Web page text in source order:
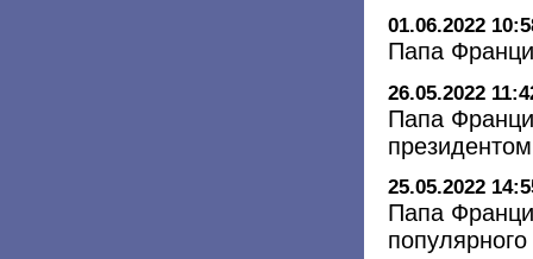
01.06.2022
Папа
26.05.2022
Папа
25.05.2022
Папа